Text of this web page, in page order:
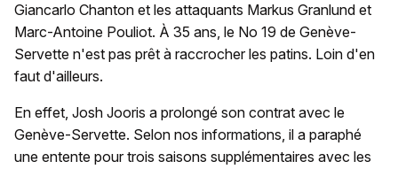
Giancarlo Chanton et les attaquants Markus Granlund et
Marc-Antoine Pouliot. À 35 ans, le No 19 de Genève-
Servette n'est pas prêt à raccrocher les patins. Loin d'en
faut d'ailleurs.
En effet, Josh Jooris a prolongé son contrat avec le
Genève-Servette. Selon nos informations, il a paraphé
une entente pour trois saisons supplémentaires avec les